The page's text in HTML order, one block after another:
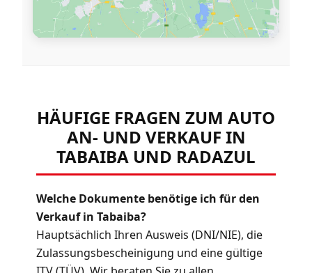
HÄUFIGE FRAGEN ZUM AUTO
AN- UND VERKAUF IN
TABAIBA UND RADAZUL
Welche Dokumente benötige ich für den
Verkauf in Tabaiba?
Hauptsächlich Ihren Ausweis (DNI/NIE), die
Zulassungsbescheinigung und eine gültige